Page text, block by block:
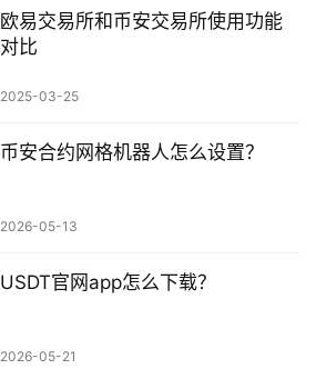
欧易交易所和币安交易所使用功能
对比
2025-03-25
币安合约网格机器人怎么设置？
2026-05-13
USDT官网app怎么下载？
2026-05-21